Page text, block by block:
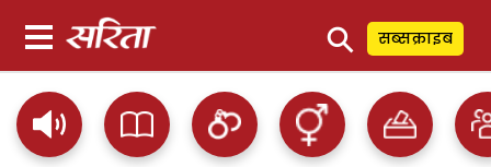
⚲ सब्सक्राइब